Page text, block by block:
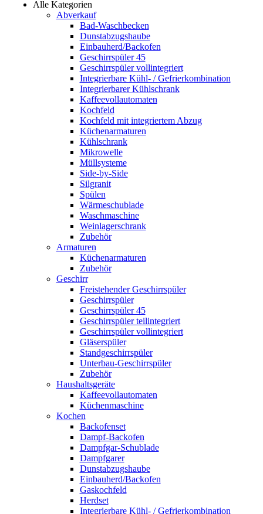
Alle Kategorien
Abverkauf
Bad-Waschbecken
Dunstabzugshaube
Einbauherd/Backofen
Geschirrspüler 45
Geschirrspüler vollintegriert
Integrierbare Kühl- / Gefrierkombination
Integrierbarer Kühlschrank
Kaffeevollautomaten
Kochfeld
Kochfeld mit integriertem Abzug
Küchenarmaturen
Kühlschrank
Mikrowelle
Müllsysteme
Side-by-Side
Silgranit
Spülen
Wärmeschublade
Waschmaschine
Weinlagerschrank
Zubehör
Armaturen
Küchenarmaturen
Zubehör
Geschirr
Freistehender Geschirrspüler
Geschirrspüler
Geschirrspüler 45
Geschirrspüler teilintegriert
Geschirrspüler vollintegriert
Gläserspüler
Standgeschirrspüler
Unterbau-Geschirrspüler
Zubehör
Haushaltsgeräte
Kaffeevollautomaten
Küchenmaschine
Kochen
Backofenset
Dampf-Backofen
Dampfgar-Schublade
Dampfgarer
Dunstabzugshaube
Einbauherd/Backofen
Gaskochfeld
Herdset
Integrierbare Kühl- / Gefrierkombination